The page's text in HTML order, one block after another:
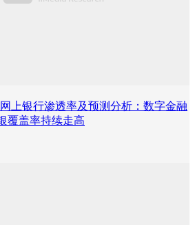
网上银行渗透率及预测分析：数字金融
覆盖率持续走高